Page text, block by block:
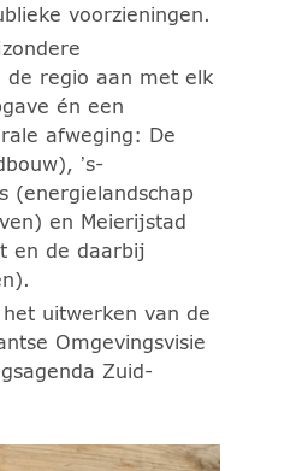
voorzieningen.
de regio aan met elk
én een
afweging: De
’s-
(energielandschap
en Meierijstad
en de daarbij
uitwerken van de
Omgevingsvisie
Zuid-